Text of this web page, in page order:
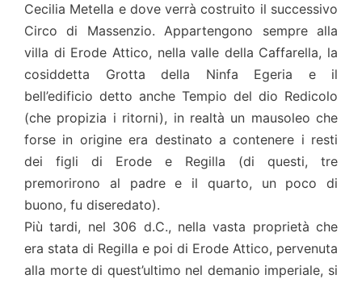
Cecilia Metella e dove verrà costruito il successivo
Circo di Massenzio. Appartengono sempre alla
villa di Erode Attico, nella valle della Caffarella, la
cosiddetta Grotta della Ninfa Egeria e il
bell’edificio detto anche Tempio del dio Redicolo
(che propizia i ritorni), in realtà un mausoleo che
forse in origine era destinato a contenere i resti
dei figli di Erode e Regilla (di questi, tre
premorirono al padre e il quarto, un poco di
buono, fu diseredato).
Più tardi, nel 306 d.C., nella vasta proprietà che
era stata di Regilla e poi di Erode Attico, pervenuta
alla morte di quest’ultimo nel demanio imperiale, si